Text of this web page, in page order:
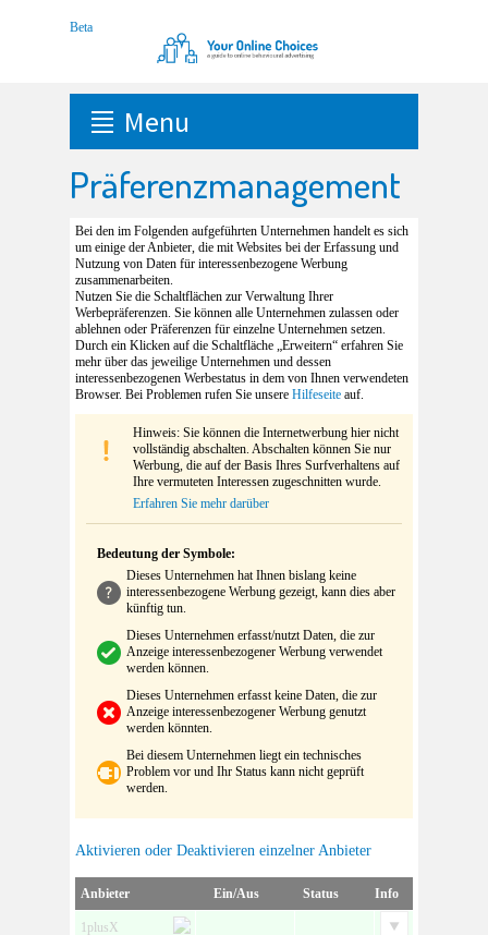
Menu
Präferenzmanagement
Bei den im Folgenden aufgeführten Unternehmen handelt es sich
um einige der Anbieter, die mit Websites bei der Erfassung und
Nutzung von Daten für interessenbezogene Werbung
zusammenarbeiten.
Nutzen Sie die Schaltflächen zur Verwaltung Ihrer
Werbepräferenzen. Sie können alle Unternehmen zulassen oder
ablehnen oder Präferenzen für einzelne Unternehmen setzen.
Durch ein Klicken auf die Schaltfläche „Erweitern“ erfahren Sie
mehr über das jeweilige Unternehmen und dessen
interessenbezogenen Werbestatus in dem von Ihnen verwendeten
Browser. Bei Problemen rufen Sie unsere Hilfeseite auf.
Hinweis: Sie können die Internetwerbung hier nicht
vollständig abschalten. Abschalten können Sie nur
Werbung, die auf der Basis Ihres Surfverhaltens auf
Ihre vermuteten Interessen zugeschnitten wurde.
Erfahren Sie mehr darüber
Bedeutung der Symbole:
Dieses Unternehmen hat Ihnen bislang keine
interessenbezogene Werbung gezeigt, kann dies aber
künftig tun.
Dieses Unternehmen erfasst/nutzt Daten, die zur
Anzeige interessenbezogener Werbung verwendet
werden können.
Dieses Unternehmen erfasst keine Daten, die zur
Anzeige interessenbezogener Werbung genutzt
werden könnten.
Bei diesem Unternehmen liegt ein technisches
Problem vor und Ihr Status kann nicht geprüft
werden.